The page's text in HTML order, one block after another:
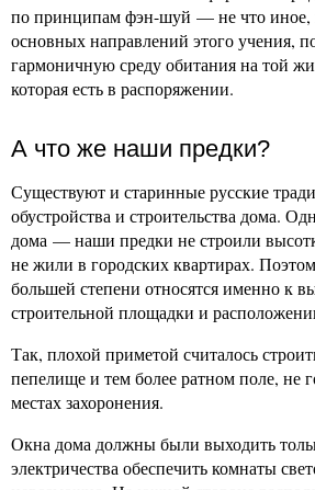
по принципам фэн-шуй — не что иное,
основных направлений этого учения,
гармоничную среду обитания на той
которая есть в распоряжении.
А что же наши предки?
Существуют и старинные русские
обустройства и строительства дома.
дома — наши предки не строили
не жили в городских квартирах.
большей степени относятся именно к
строительной площадки и
Так, плохой приметой считалось
пепелище и тем более ратном поле, не
местах захоронения.
Окна дома должны были выходить
электричества обеспечить комнаты